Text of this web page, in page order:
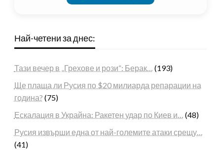
Най-четени за днес:
Тази вечер в „Грехове и рози“: Берак… (193)
Ще плаща ли Русия по $20 милиарда репарации на
година? (75)
Ескалация в Украйна: Ракетен удар по Киев и… (48)
Русия извърши една от най-големите атаки срещу…
(41)